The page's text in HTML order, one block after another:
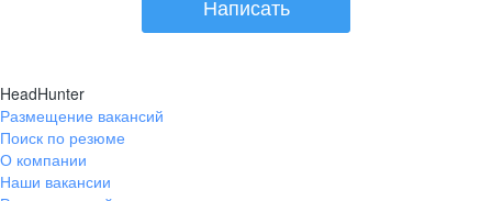
Написать
HeadHunter
Размещение вакансий
Поиск по резюме
О компании
Наши вакансии